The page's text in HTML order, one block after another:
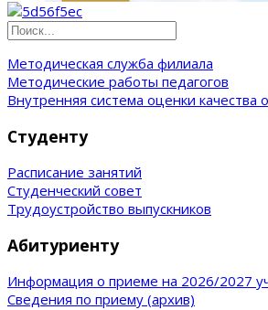
Методическая служба филиала
Методические работы педагогов
Внутренняя система оценки качества
Студенту
Расписание занятий
Студенческий совет
Трудоустройство выпускников
Абитуриенту
Информация о приеме на 2026/2027
Сведения по приему (архив)